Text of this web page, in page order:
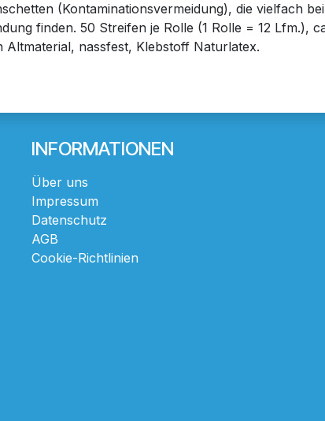
(Kontaminationsvermeidung), die vielfach
finden. 50 Streifen je Rolle (1 Rolle = 12 Lfm.),
nassfest, Klebstoff Naturlatex.
INFORMATIONEN
Über uns
Impressum
Datenschutz
AGB
Cookie-Richtlinien